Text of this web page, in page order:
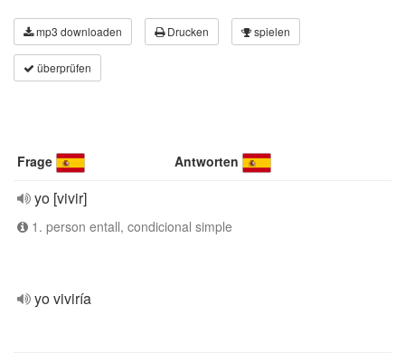
mp3 downloaden Drucken spielen
überprüfen
Frage Antworten
yo [vivir]
1. person entall, condicional simple
yo viviría